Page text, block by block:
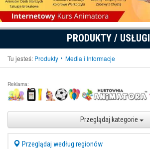
PRODUKTY / USŁUGI
Tu jesteś: Produkty Media i Informacje
Reklama:
Przeglądaj kategorie
Przeglądaj według regionów